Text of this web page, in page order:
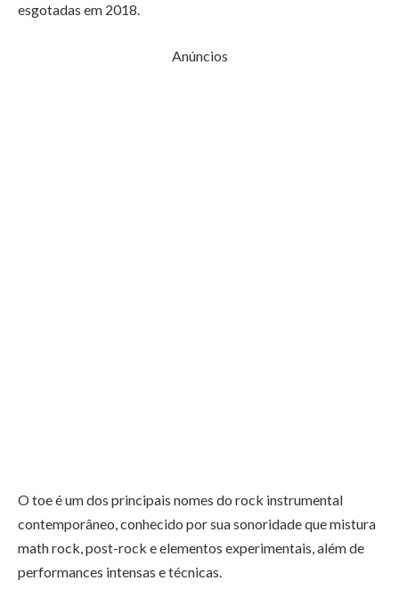
esgotadas em 2018.
Anúncios
O toe é um dos principais nomes do rock instrumental
contemporâneo, conhecido por sua sonoridade que mistura
math rock, post-rock e elementos experimentais, além de
performances intensas e técnicas.